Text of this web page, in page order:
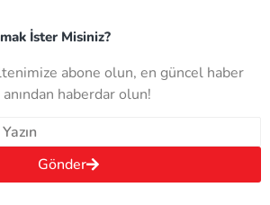
İster Misiniz?
abone olun, en güncel haber
haberdar olun!
Gönder